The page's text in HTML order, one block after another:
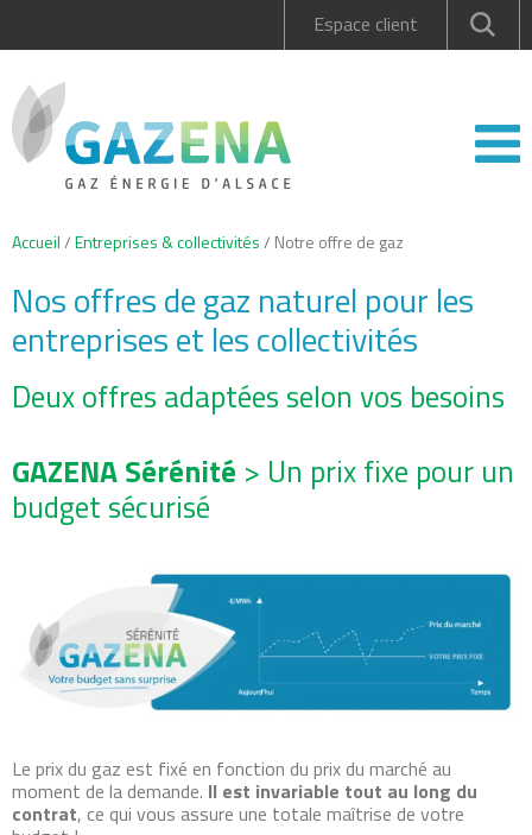
Espace client
Accueil/Entreprises & collectivités/ Notre offre de gaz
Nos offres de gaz naturel pour les
entreprises et les collectivités
Deux offres adaptées selon vos besoins
GAZENA Sérénité > Un prix fixe pour un
budget sécurisé
Le prix du gaz est fixé en fonction du prix du marché au
moment de la demande. Il est invariable tout au long du
contrat, ce qui vous assure une totale maîtrise de votre